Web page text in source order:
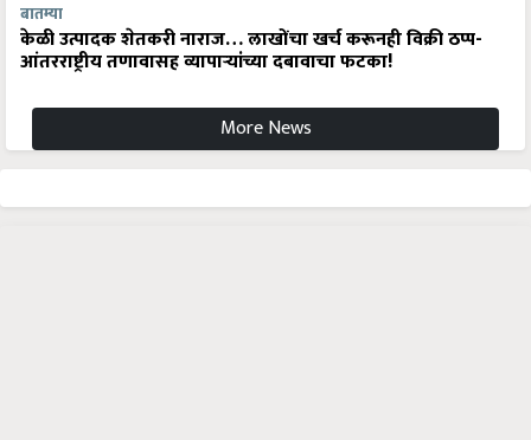
बातम्या
केळी उत्पादक शेतकरी नाराज… लाखोंचा खर्च करूनही विक्री ठप्प-
आंतरराष्ट्रीय तणावासह व्यापाऱ्यांच्या दबावाचा फटका!
More News